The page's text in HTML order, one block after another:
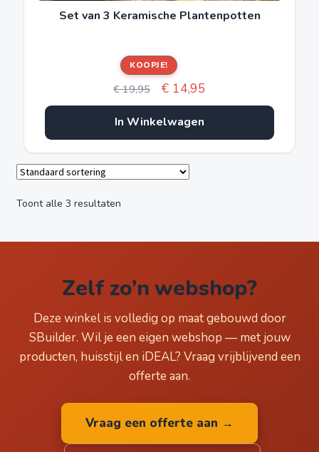
Set van 3 Keramische Plantenpotten
KOOPJE!
€19,95
Oorspronkelijke
prijs
was:
€14,95
prijs
In Winkelwagen
Toont alle 3 resultaten
Zelf zo’n webshop?
Deze winkel is volledig op maat gebouwd door
SBuilder. Wil je een eigen webshop — met jouw
producten, huisstijl en iDEAL? Vraag vrijblijvend een
offerte aan.
Vraag een offerte aan →